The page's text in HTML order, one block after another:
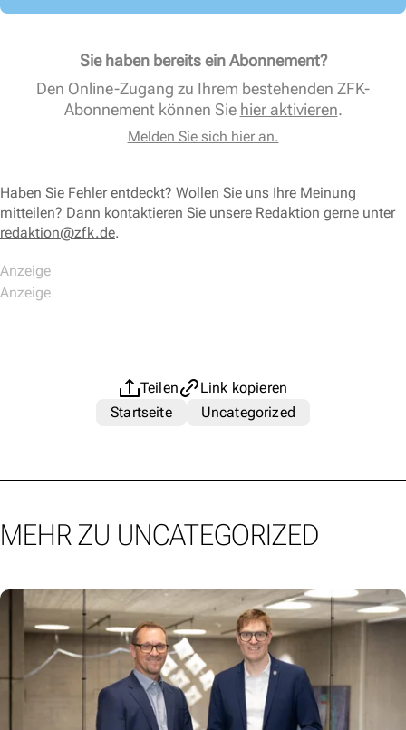
Sie haben bereits ein Abonnement?
Den Online-Zugang zu Ihrem bestehenden ZFK-
Abonnement können Sie hier aktivieren.
Melden Sie sich hier an.
Haben Sie Fehler entdeckt? Wollen Sie uns Ihre Meinung
mitteilen? Dann kontaktieren Sie unsere Redaktion gerne unter
redaktion@zfk.de.
Teilen
Link kopieren
Startseite
Uncategorized
MEHR ZU UNCATEGORIZED